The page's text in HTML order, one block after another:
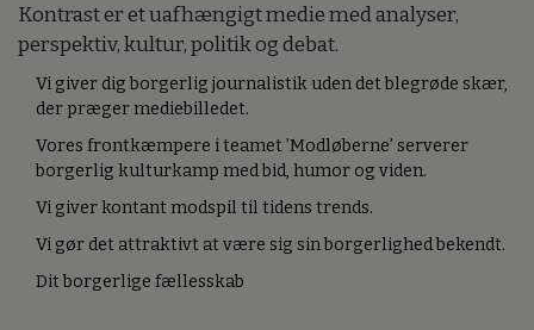
Kontrast er et uafhængigt medie med analyser,
perspektiv, kultur, politik og debat.
Vi giver dig borgerlig journalistik uden det blegrøde skær,
der præger mediebilledet.
Vores frontkæmpere i teamet ’Modløberne’ serverer
borgerlig kulturkamp med bid, humor og viden.
Vi giver kontant modspil til tidens trends.
Vi gør det attraktivt at være sig sin borgerlighed bekendt.
Dit borgerlige fællesskab